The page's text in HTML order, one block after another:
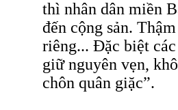
thì nhân dân miền
đến cộng sản.
riêng... Đặc biệt
giữ nguyên vẹn,
chôn quân giặc”.